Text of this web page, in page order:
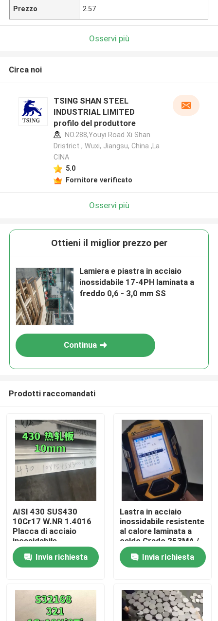
Casa.
Video
Prezzo 2.57
Osservi più
Circa noi
TSING SHAN STEEL
INDUSTRIAL LIMITED
profilo del produttore
NO.288,Youyi Road Xi Shan
Dristrict , Wuxi, Jiangsu, China ,La
CINA
5.0
Fornitore verificato
Osservi più
Ottieni il miglior prezzo per
Lamiera e piastra in acciaio
inossidabile 17-4PH laminata a
freddo 0,6 - 3,0 mm SS
Continua
Prodotti raccomandati
AISI 430 SUS430
10Cr17 W.NR 1.4016
Placca di acciaio
inossidabile
10*1500*6000
Superficie NO.1
Invia richiesta
Lastra in acciaio
inossidabile resistente
al calore laminata a
caldo Grado 253MA /
S30815 con
superficie decapata
Invia richiesta